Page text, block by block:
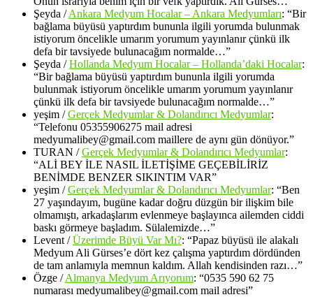
Şeyda /Ankara Medyum Hocalar – Ankara Medyumları: “Bir
bağlama büyüsü yaptırdım bununla ilgili yorumda bulunmak
istiyorum öncelikle umarım yorumum yayınlanır çünkü ilk
defa bir tavsiyede bulunacağım normalde…”
Şeyda /Hollanda Medyum Hocalar – Hollanda’daki Hocalar:
“Bir bağlama büyüsü yaptırdım bununla ilgili yorumda
bulunmak istiyorum öncelikle umarım yorumum yayınlanır
çünkü ilk defa bir tavsiyede bulunacağım normalde…”
yeşim /Gerçek Medyumlar & Dolandırıcı Medyumlar:
“Telefonu 05355906275 mail adresi
medyumalibey@gmail.com maillere de aynı gün dönüyor.”
TURAN /Gerçek Medyumlar & Dolandırıcı Medyumlar:
“ALİ BEY İLE NASIL İLETİŞİME GEÇEBİLİRİZ
BENİMDE BENZER SIKINTIM VAR”
yeşim /Gerçek Medyumlar & Dolandırıcı Medyumlar: “Ben
27 yaşındayım, bugüne kadar doğru düzgün bir ilişkim bile
olmamıştı, arkadaşlarım evlenmeye başlayınca ailemden ciddi
baskı görmeye başladım. Sülalemizde…”
Levent /Üzerimde Büyü Var Mı?: “Papaz büyüsü ile alakalı
Medyum Ali Gürses’e dört kez çalışma yaptırdım dördünden
de tam anlamıyla memnun kaldım. Allah kendisinden razı…”
Özge /Almanya Medyum Arıyorum: “0535 590 62 75
numarası medyumalibey@gmail.com mail adresi”